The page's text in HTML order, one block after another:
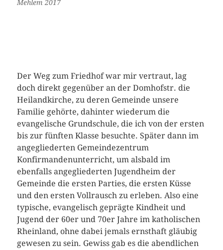
Mehlem 2017
Der Weg zum Friedhof war mir vertraut, lag
doch direkt gegenüber an der Domhofstr. die
Heilandkirche, zu deren Gemeinde unsere
Familie gehörte, dahinter wiederum die
evangelische Grundschule, die ich von der ersten
bis zur fünften Klasse besuchte. Später dann im
angegliederten Gemeindezentrum
Konfirmandenunterricht, um alsbald im
ebenfalls angegliederten Jugendheim der
Gemeinde die ersten Parties, die ersten Küsse
und den ersten Vollrausch zu erleben. Also eine
typische, evangelisch geprägte Kindheit und
Jugend der 60er und 70er Jahre im katholischen
Rheinland, ohne dabei jemals ernsthaft gläubig
gewesen zu sein. Gewiss gab es die abendlichen